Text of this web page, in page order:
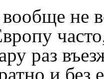
не
раз
и